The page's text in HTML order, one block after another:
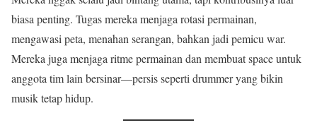
biasa penting. Tugas mereka menjaga rotasi permainan,
mengawasi peta, menahan serangan, bahkan jadi pemicu war.
Mereka juga menjaga ritme permainan dan membuat space untuk
anggota tim lain bersinar—persis seperti drummer yang bikin
musik tetap hidup.